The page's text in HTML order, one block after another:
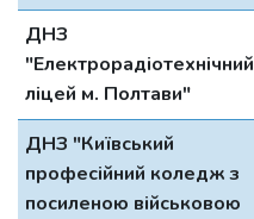
ДНЗ
"Електрорадіотехнічний
ліцей м. Полтави"
ДНЗ "Київський
професійний коледж з
посиленою військовою